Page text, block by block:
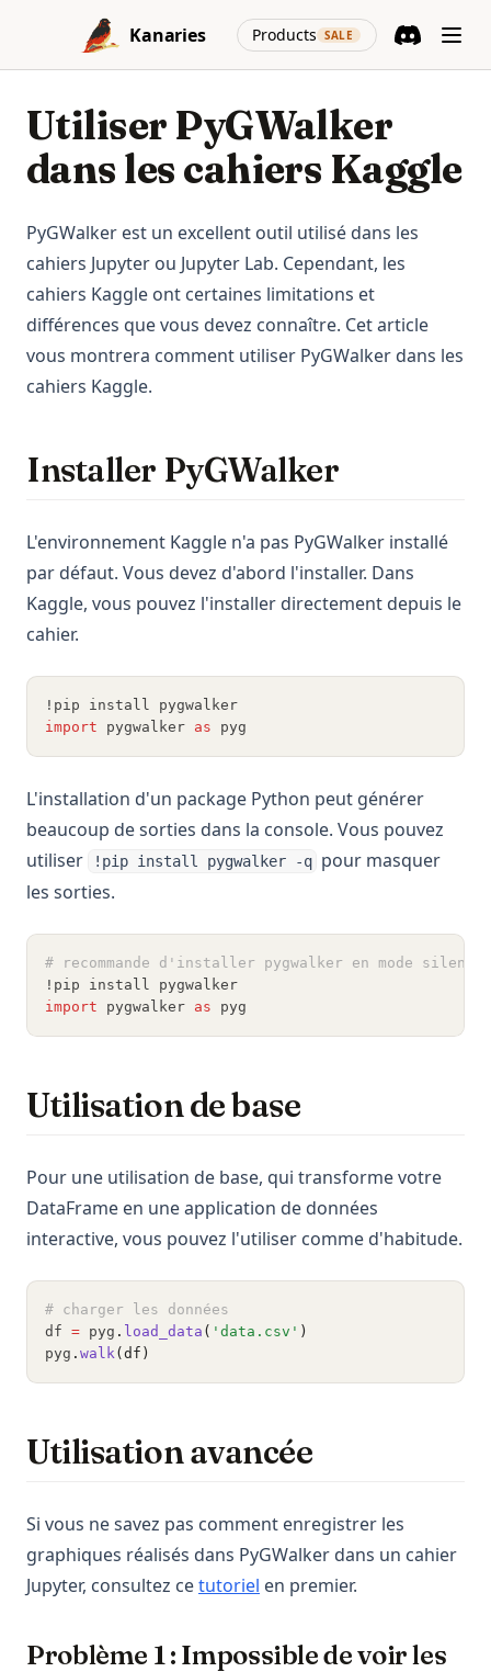
Skip to content
Kanaries
Products SALE
(opens in a
Utiliser PyGWalker
dans les cahiers Kaggle
PyGWalker est un excellent outil utilisé dans les
cahiers Jupyter ou Jupyter Lab. Cependant, les
cahiers Kaggle ont certaines limitations et
différences que vous devez connaître. Cet article
vous montrera comment utiliser PyGWalker dans les
cahiers Kaggle.
Installer PyGWalker
L'environnement Kaggle n'a pas PyGWalker installé
par défaut. Vous devez d'abord l'installer. Dans
Kaggle, vous pouvez l'installer directement depuis le
cahier.
!pip install pygwalker
import pygwalker as pyg
L'installation d'un package Python peut générer
beaucoup de sorties dans la console. Vous pouvez
utiliser
!pip install pygwalker -q pour masquer
les sorties.
# recommande d'installer pygwalker en mode
!pip install pygwalker
import pygwalker as pyg
Utilisation de base
Pour une utilisation de base, qui transforme votre
DataFrame en une application de données
interactive, vous pouvez l'utiliser comme d'habitude.
# charger les données
df = pyg . load_data ( 'data.csv' )
pyg . walk(df)
Utilisation avancée
Si vous ne savez pas comment enregistrer les
graphiques réalisés dans PyGWalker dans un cahier
Jupyter, consultez cetutoriel en premier.
Problème 1 : Impossible de voir les